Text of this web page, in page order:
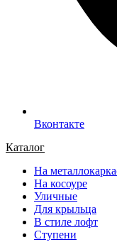
Вконтакте
Каталог
На
На косоуре
Уличные
Для крыльца
В стиле лофт
Ступени